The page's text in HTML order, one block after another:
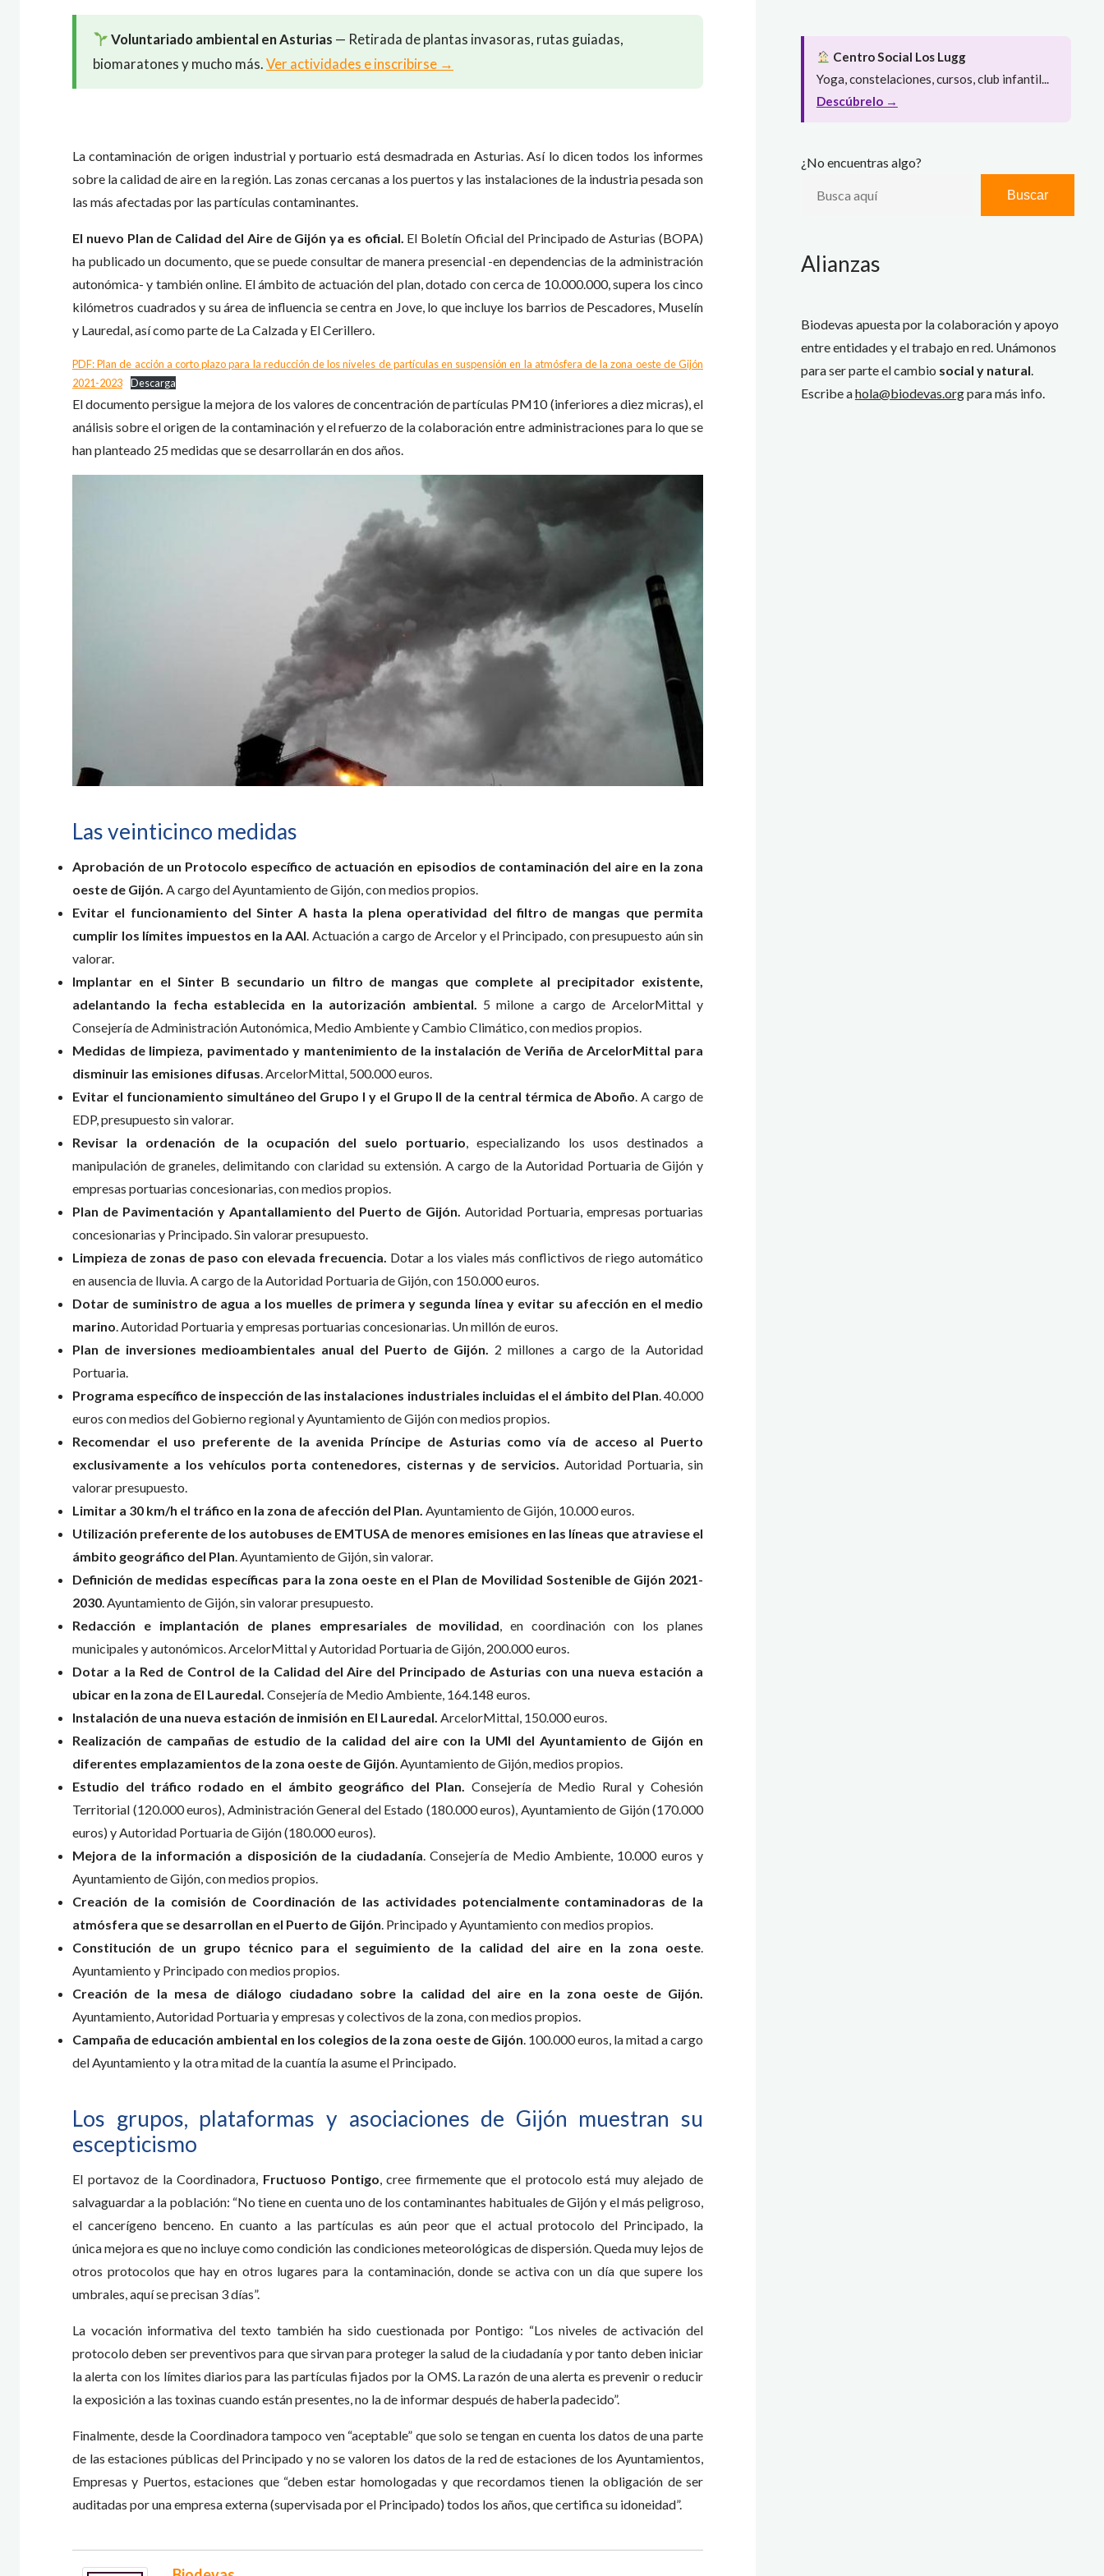
Voluntariado ambiental en Asturias — Retirada de plantas invasoras, rutas guiadas,
biomaratones y mucho más.Ver actividades e inscribirse →
La contaminación de origen industrial y portuario está desmadrada en Asturias. Así lo dicen todos los informes
sobre la calidad de aire en la región. Las zonas cercanas a los puertos y las instalaciones de la industria pesada son
las más afectadas por las partículas contaminantes.
El nuevo Plan de Calidad del Aire de Gijón ya es oficial. El Boletín Oficial del Principado de Asturias (BOPA)
ha publicado un documento, que se puede consultar de manera presencial -en dependencias de la administración
autonómica- y también online. El ámbito de actuación del plan, dotado con cerca de 10.000.000, supera los cinco
kilómetros cuadrados y su área de influencia se centra en Jove, lo que incluye los barrios de Pescadores, Muselín
y Lauredal, así como parte de La Calzada y El Cerillero.
PDF: Plan de acción a corto plazo para la reducción de los niveles de partículas en suspensión en la atmósfera de la zona oeste de Gijón
2021-2023
Descarga
El documento persigue la mejora de los valores de concentración de partículas PM10 (inferiores a diez micras), el
análisis sobre el origen de la contaminación y el refuerzo de la colaboración entre administraciones para lo que se
han planteado 25 medidas que se desarrollarán en dos años.
Las veinticinco medidas
Aprobación de un Protocolo específico de actuación en episodios de contaminación del aire en la zona
oeste de Gijón. A cargo del Ayuntamiento de Gijón, con medios propios.
Evitar el funcionamiento del Sinter A hasta la plena operatividad del filtro de mangas que permita
cumplir los límites impuestos en la AAI . Actuación a cargo de Arcelor y el Principado, con presupuesto aún sin
valorar.
Implantar en el Sinter B secundario un filtro de mangas que complete al precipitador existente,
adelantando la fecha establecida en la autorización ambiental. 5 milone a cargo de ArcelorMittal y
Consejería de Administración Autonómica, Medio Ambiente y Cambio Climático, con medios propios.
Medidas de limpieza, pavimentado y mantenimiento de la instalación de Veriña de ArcelorMittal para
disminuir las emisiones difusas . ArcelorMittal, 500.000 euros.
Evitar el funcionamiento simultáneo del Grupo I y el Grupo II de la central térmica de Aboño . A cargo de
EDP, presupuesto sin valorar.
Revisar la ordenación de la ocupación del suelo portuario , especializando los usos destinados a
manipulación de graneles, delimitando con claridad su extensión. A cargo de la Autoridad Portuaria de Gijón y
empresas portuarias concesionarias, con medios propios.
Plan de Pavimentación y Apantallamiento del Puerto de Gijón. Autoridad Portuaria, empresas portuarias
concesionarias y Principado. Sin valorar presupuesto.
Limpieza de zonas de paso con elevada frecuencia. Dotar a los viales más conflictivos de riego automático
en ausencia de lluvia. A cargo de la Autoridad Portuaria de Gijón, con 150.000 euros.
Dotar de suministro de agua a los muelles de primera y segunda línea y evitar su afección en el medio
marino . Autoridad Portuaria y empresas portuarias concesionarias. Un millón de euros.
Plan de inversiones medioambientales anual del Puerto de Gijón.
2 millones a cargo de la Autoridad
Portuaria.
Programa específico de inspección de las instalaciones industriales incluidas el el ámbito del Plan . 40.000
euros con medios del Gobierno regional y Ayuntamiento de Gijón con medios propios.
Recomendar el uso preferente de la avenida Príncipe de Asturias como vía de acceso al Puerto
exclusivamente a los vehículos porta contenedores, cisternas y de servicios.
Autoridad Portuaria, sin
valorar presupuesto.
Limitar a 30 km/h el tráfico en la zona de afección del Plan. Ayuntamiento de Gijón, 10.000 euros.
Utilización preferente de los autobuses de EMTUSA de menores emisiones en las líneas que atraviese el
ámbito geográfico del Plan . Ayuntamiento de Gijón, sin valorar.
Definición de medidas específicas para la zona oeste en el Plan de Movilidad Sostenible de Gijón 2021-
2030 . Ayuntamiento de Gijón, sin valorar presupuesto.
Redacción e implantación de planes empresariales de movilidad , en coordinación con los planes
municipales y autonómicos. ArcelorMittal y Autoridad Portuaria de Gijón, 200.000 euros.
Dotar a la Red de Control de la Calidad del Aire del Principado de Asturias con una nueva estación a
ubicar en la zona de El Lauredal. Consejería de Medio Ambiente, 164.148 euros.
Instalación de una nueva estación de inmisión en El Lauredal. ArcelorMittal, 150.000 euros.
Realización de campañas de estudio de la calidad del aire con la UMI del Ayuntamiento de Gijón en
diferentes emplazamientos de la zona oeste de Gijón . Ayuntamiento de Gijón, medios propios.
Estudio del tráfico rodado en el ámbito geográfico del Plan.
Consejería de Medio Rural y Cohesión
Territorial (120.000 euros), Administración General del Estado (180.000 euros), Ayuntamiento de Gijón (170.000
euros) y Autoridad Portuaria de Gijón (180.000 euros).
Mejora de la información a disposición de la ciudadanía . Consejería de Medio Ambiente, 10.000 euros y
Ayuntamiento de Gijón, con medios propios.
Creación de la comisión de Coordinación de las actividades potencialmente contaminadoras de la
atmósfera que se desarrollan en el Puerto de Gijón . Principado y Ayuntamiento con medios propios.
Constitución de un grupo técnico para el seguimiento de la calidad del aire en la zona oeste
Ayuntamiento y Principado con medios propios.
Creación de la mesa de diálogo ciudadano sobre la calidad del aire en la zona oeste de Gijón.
Ayuntamiento, Autoridad Portuaria y empresas y colectivos de la zona, con medios propios.
Campaña de educación ambiental en los colegios de la zona oeste de Gijón . 100.000 euros, la mitad a cargo
del Ayuntamiento y la otra mitad de la cuantía la asume el Principado.
Los grupos, plataformas y asociaciones de Gijón muestran su
escepticismo
El portavoz de la Coordinadora, Fructuoso Pontigo, cree firmemente que el protocolo está muy alejado de
salvaguardar a la población: “No tiene en cuenta uno de los contaminantes habituales de Gijón y el más peligroso,
el cancerígeno benceno. En cuanto a las partículas es aún peor que el actual protocolo del Principado, la
única mejora es que no incluye como condición las condiciones meteorológicas de dispersión. Queda muy lejos de
otros protocolos que hay en otros lugares para la contaminación, donde se activa con un día que supere los
umbrales, aquí se precisan 3 días”.
La vocación informativa del texto también ha sido cuestionada por Pontigo: “Los niveles de activación del
protocolo deben ser preventivos para que sirvan para proteger la salud de la ciudadanía y por tanto deben iniciar
la alerta con los límites diarios para las partículas fijados por la OMS. La razón de una alerta es prevenir o reducir
la exposición a las toxinas cuando están presentes, no la de informar después de haberla padecido”.
Finalmente, desde la Coordinadora tampoco ven “aceptable” que solo se tengan en cuenta los datos de una parte
de las estaciones públicas del Principado y no se valoren los datos de la red de estaciones de los Ayuntamientos,
Empresas y Puertos, estaciones que “deben estar homologadas y que recordamos tienen la obligación de ser
auditadas por una empresa externa (supervisada por el Principado) todos los años, que certifica su idoneidad”.
Centro Social Los Lugg
Yoga, constelaciones, cursos, club infantil...
Descúbrelo →
¿No encuentras algo?
Buscar
Alianzas
Biodevas apuesta por la colaboración y apoyo
entre entidades y el trabajo en red. Unámonos
para ser parte el cambio social y natural
Escribe ahola@biodevas.orgpara más info.